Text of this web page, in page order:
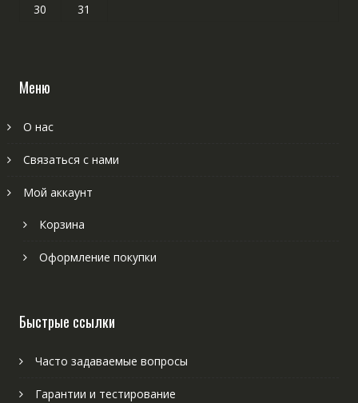
30
31
Меню
О нас
Связаться с нами
Мой аккаунт
Корзина
Оформление покупки
Быстрые ссылки
Часто задаваемые вопросы
Гарантии и тестирование